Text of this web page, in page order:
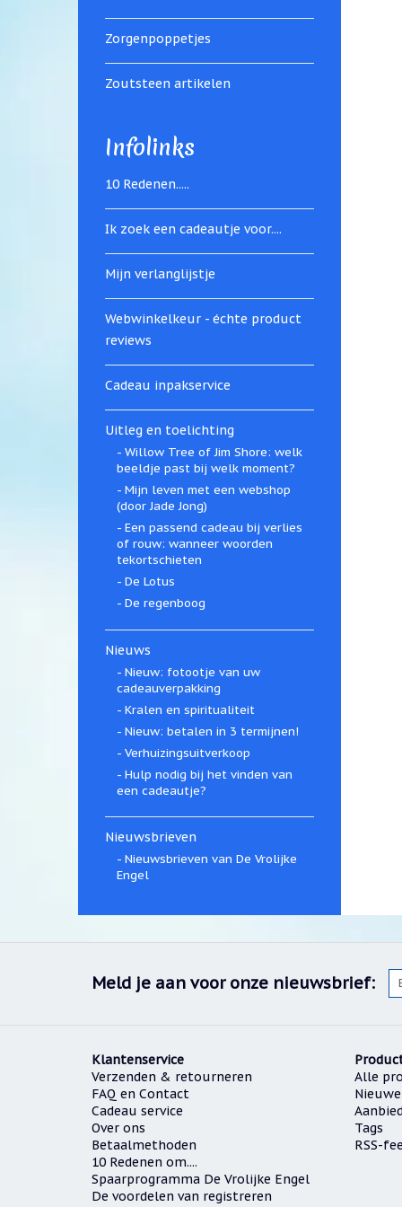
Zorgenpoppetjes
Zoutsteen artikelen
Infolinks
10 Redenen.....
Ik zoek een cadeautje voor....
Mijn verlanglijstje
Webwinkelkeur - échte product
reviews
Cadeau inpakservice
Uitleg en toelichting
Willow Tree of Jim Shore: welk
beeldje past bij welk moment?
Mijn leven met een webshop
(door Jade Jong)
Een passend cadeau bij verlies
of rouw: wanneer woorden
tekortschieten
De Lotus
De regenboog
Nieuws
Nieuw: fotootje van uw
cadeauverpakking
Kralen en spiritualiteit
Nieuw: betalen in 3 termijnen!
Verhuizingsuitverkoop
Hulp nodig bij het vinden van
een cadeautje?
Nieuwsbrieven
Nieuwsbrieven van De Vrolijke
Engel
Meld je aan voor onze nieuwsbrief:
Klantenservice
Verzenden & retourneren
FAQ en Contact
Cadeau service
Over ons
Betaalmethoden
10 Redenen om....
Spaarprogramma De Vrolijke Engel
De voordelen van registreren
Alle
Tags
RSS-